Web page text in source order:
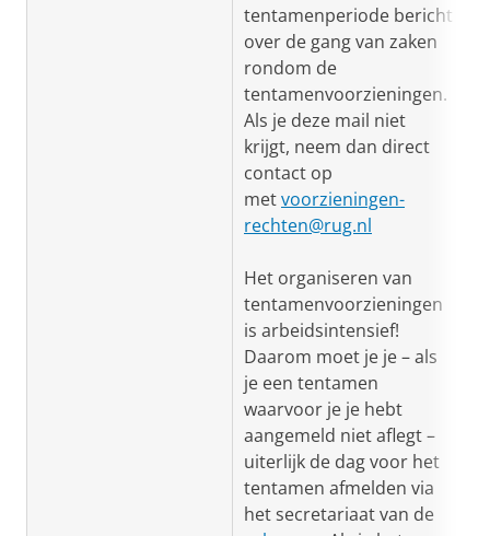
tentamenperiode bericht
over de gang van zaken
rondom de
tentamenvoorzieningen.
Als je deze mail niet
krijgt, neem dan direct
contact op
metvoorzieningen-
rechten@rug.nl
Het organiseren van
tentamenvoorzieningen
is arbeidsintensief!
Daarom moet je je – als
je een tentamen
waarvoor je je hebt
aangemeld niet aflegt –
uiterlijk de dag voor het
tentamen afmelden via
het secretariaat van de